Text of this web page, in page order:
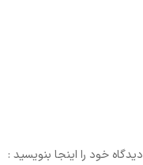
دیدگاه خود را اینجا بنویسید :